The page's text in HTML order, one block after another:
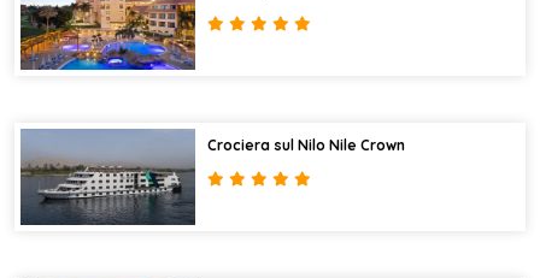
Crociera sul Nilo Nile Crown